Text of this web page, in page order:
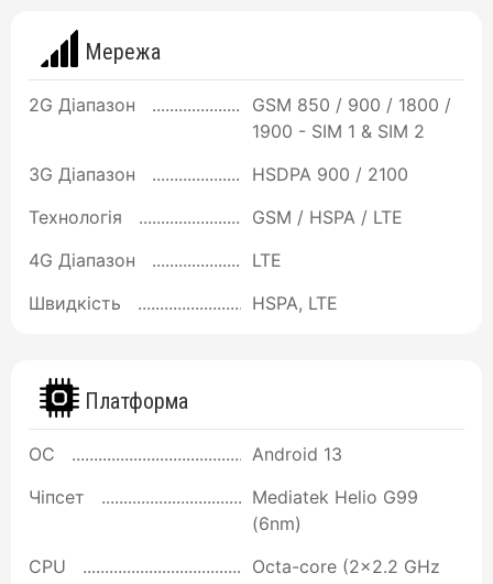
Мережа
2G Діапазон
GSM 850 / 900 / 1800 /
1900 - SIM 1 & SIM 2
3G Діапазон
HSDPA 900 / 2100
Технологія
GSM / HSPA / LTE
4G Діапазон
LTE
Швидкість
HSPA, LTE
Платформа
ОС
Android 13
Чіпсет
Mediatek Helio G99
(6nm)
CPU
Octa-core (2x2.2 GHz